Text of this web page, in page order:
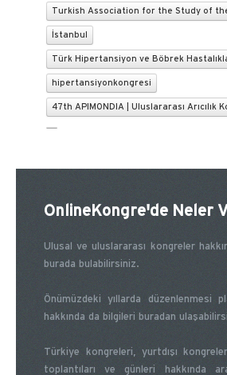
Turkish Association for the Study of
İstanbul
Türk Hipertansiyon ve Böbrek
hipertansiyonkongresi
47th APIMONDIA | Uluslararası Arıcılık
OnlineKongre'de Neler
Ulusal ve uluslararası kongreler
burada bulabilirsiniz.
Önümüzdeki yıllarda düzenlenmesi
hakkında da bilgileri buradan
Türkiye kongreleri, yurtdışı
toplantıları ve günleri hakkında